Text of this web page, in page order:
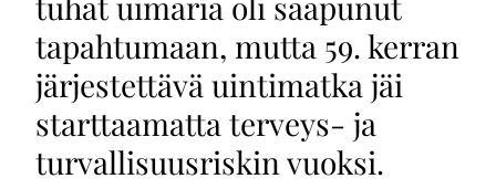
tapahtumaan, mutta 59. kerran
järjestettävä uintimatka jäi
starttaamatta terveys- ja
turvallisuusriskin vuoksi.